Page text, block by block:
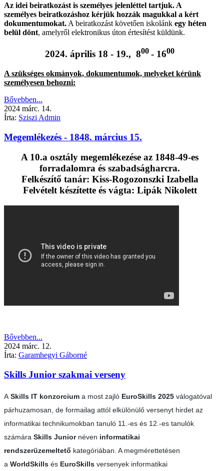
Az idei beiratkozást is személyes jelenléttel tartjuk. A
személyes beiratkozáshoz kérjük hozzák magukkal a kért
dokumentumokat. A beiratkozást követően iskolánk egy héten
belül dönt, amelyről elektronikus úton értesítést küldünk.
2024. április 18 - 19., 800 - 1600
A szükséges okmányok, dokumentumok, melyeket kérünk
személyesen behozni:
Bővebben...
2024 márc. 14.
Írta: Sziszi Admin
Megemlékezés - 1848. március 15.
A 10.a osztály megemlékezése az 1848-49-es
forradalomra és szabadságharcra.
Felkészítő tanár: Kiss-Rogozonszki Izabella
Felvételt készítette és vágta: Lipák Nikolett
Bővebben...
2024 márc. 12.
Írta: Garamhegyi Gáborné
Skills Junior szakmai verseny
A Skills IT konzorcium a most zajló EuroSkills 2025 válogatóval
párhuzamosan, de formailag attól elkülönülő versenyt hirdet az
informatikai technikumokban tanuló 11.-es és 12.-es tanulók
számára Skills Junior néven informatikai
rendszerüzemeltető kategóriában. A megmérettetésen
a WorldSkills és EuroSkills versenyek informatikai